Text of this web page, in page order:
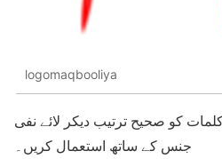
logomaqbooliya
ذیل کلمات کو صحیح ترتیب دیکر لائے نفی
جنس کے ساتھ استعمال کریں۔